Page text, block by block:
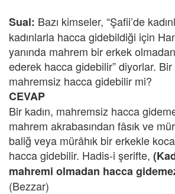
Sual: Bazı kimseler, “Şafii’de
kadınlarla hacca gidebildiği için
yanında mahrem bir erkek
ederek hacca gidebilir” diyorlar. Bir
mahremsiz hacca gidebilir mi?
CEVAP
Bir kadın, mahremsiz hacca
mahrem akrabasından fâsık ve
baliğ veya mürâhık bir erkekle
hacca gidebilir. Hadis-i şerifte,
mahremi olmadan hacca
(Bezzar)